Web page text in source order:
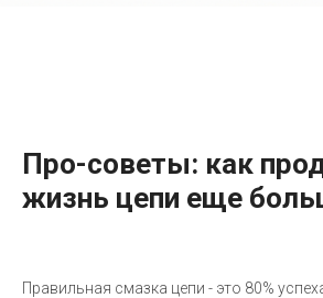
Про-советы: как
жизнь цепи еще
Правильная смазка цепи - это 80%